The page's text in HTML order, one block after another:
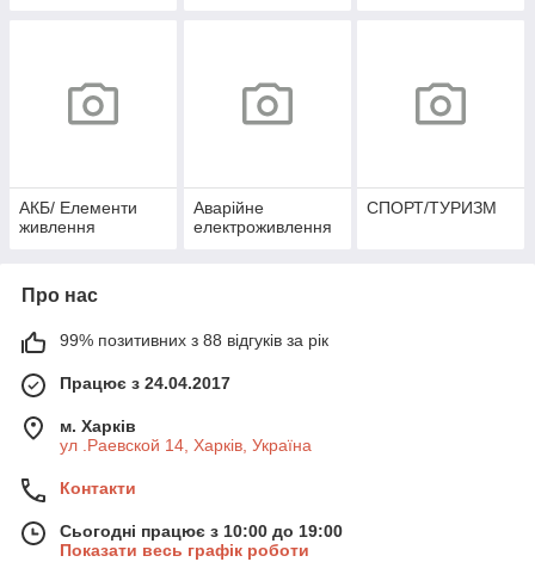
АКБ/ Елементи
живлення
Аварійне
електроживлення
СПОРТ/ТУРИЗМ
Про нас
99% позитивних з 88 відгуків за рік
Працює з 24.04.2017
м. Харків
ул .Раевской 14, Харків, Україна
Контакти
Сьогодні працює з 10:00 до 19:00
Показати весь графік роботи